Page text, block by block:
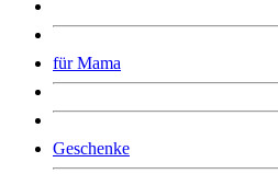
für Mama
Geschenke